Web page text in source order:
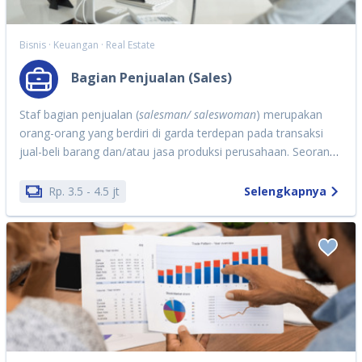
Bisnis · Keuangan · Real Estate
Bagian Penjualan (Sales)
Staf bagian penjualan (salesman/ saleswoman) merupakan
orang-orang yang berdiri di garda terdepan pada transaksi
jual-beli barang dan/atau jasa produksi perusahaan. Seorang
serta mendemonstrasikan cara menggunakan produk
digunakan olehsalespun beraneka ragam, misalnya
melakukan penawaran barang atau jasa kepada calon
pembeli yang datang ke toko, menawarkan barang atau jasa
kepada para pelanggan setia, membangun mitra bisnis baru,
dan lainnya. Dalam melakukan tugasnya, salah satu hal
penting yang harus diperhatikan sales adalah hubungan
interpersonal dengan pelanggan. Selain itu, tentu saja cara
berkomunikasi dengan konsumen. Seorangsalesjuga dituntut
Rp. 3.5 - 4.5 jt Selengkapnya